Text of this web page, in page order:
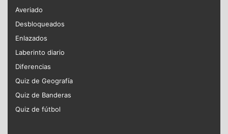
Averiado
Desbloqueados
Enlazados
Laberinto diario
Diferencias
Quiz de Geografía
Quiz de Banderas
Quiz de fútbol